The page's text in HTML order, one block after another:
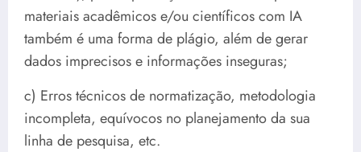
materiais acadêmicos e/ou científicos com IA
também é uma forma de plágio, além de gerar
dados imprecisos e informações inseguras;
c) Erros técnicos de normatização, metodologia
incompleta, equívocos no planejamento da sua
linha de pesquisa, etc.